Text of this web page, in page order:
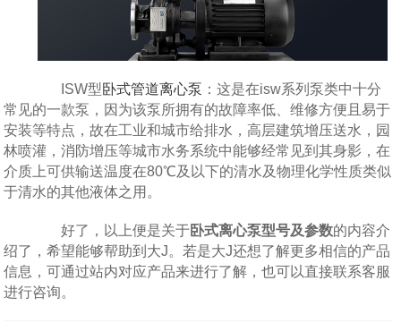
ISW型卧式管道离心泵 ：这是在isw系列泵类中十分
常见的一款泵，因为该泵所拥有的故障率低、维修方便且易于
安装等特点，故在工业和城市给排水，高层建筑增压送水，园
林喷灌，消防增压等城市水务系统中能够经常见到其身影，在
介质上可供输送温度在80℃及以下的清水及物理化学性质类似
于清水的其他液体之用。
好了，以上便是关于卧式离心泵型号及参数的内容介
绍了，希望能够帮助到大J。若是大J还想了解更多相信的产品
信息，可通过站内对应产品来进行了解，也可以直接联系客服
进行咨询。